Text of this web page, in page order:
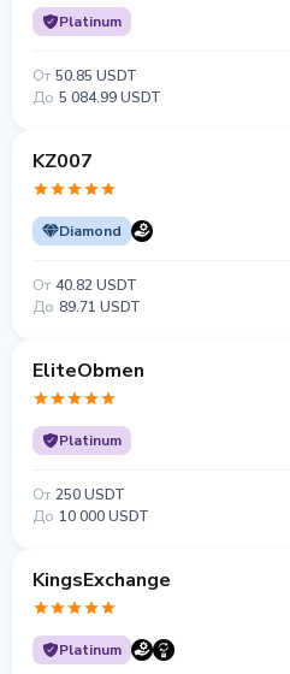
Platinum
От 50.85 USDT
До 5 084.99 USDT
KZ007
Diamond
От 40.82 USDT
До 89.71 USDT
EliteObmen
Platinum
От 250 USDT
До 10 000 USDT
KingsExchange
Platinum